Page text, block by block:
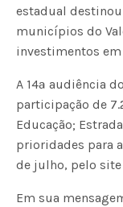
estadual
municípios do
investimentos
A 14ª audiência
participação de
Educação;
prioridades para
de julho, pelo
Em sua